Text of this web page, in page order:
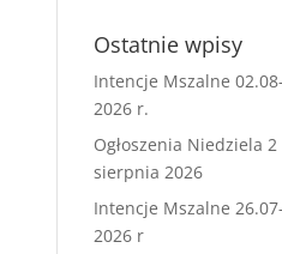
Ostatnie wpisy
Intencje Mszalne
2026 r.
Ogłoszenia Niedziela 2
sierpnia 2026
Intencje Mszalne
2026 r